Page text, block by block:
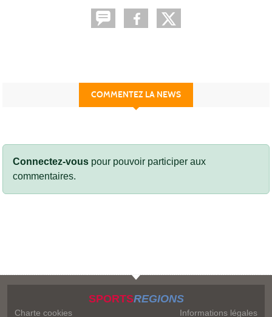
COMMENTEZ LA NEWS
Connectez-vous pour pouvoir participer aux
commentaires.
SPORTSREGIONS
Charte cookies Informations légales